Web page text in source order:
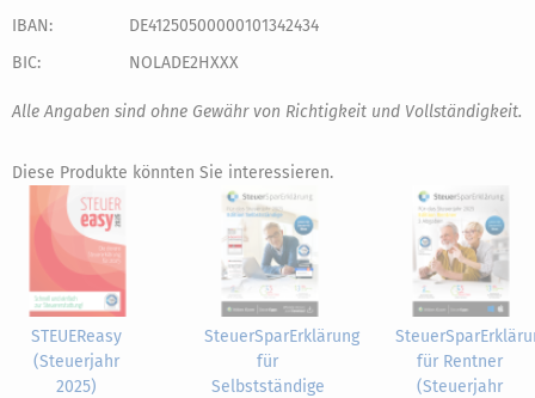
IBAN:
DE41250500000101342434
BIC:
NOLADE2HXXX
Alle Angaben sind ohne Gewähr von Richtigkeit und Vollständigkeit.
Diese Produkte könnten Sie interessieren.
STEUEReasy
(Steuerjahr
2025)
SteuerSparErklärung
für
Selbstständige
für Rentner
(Steuerjahr